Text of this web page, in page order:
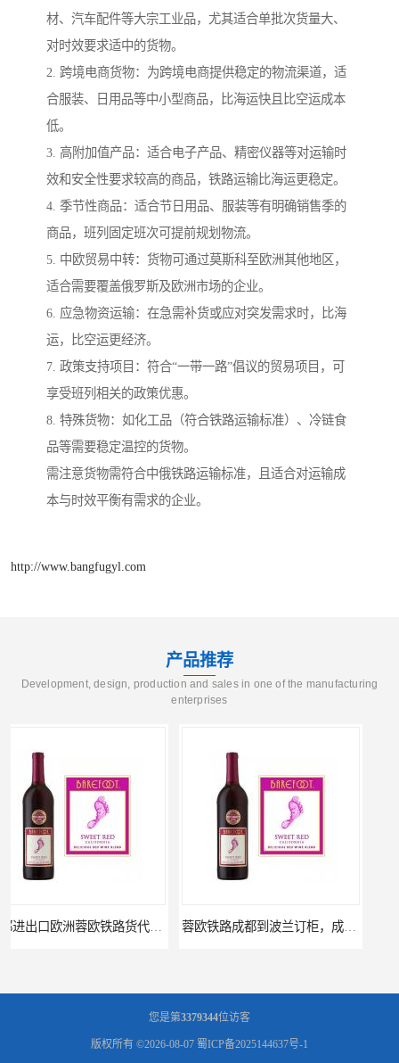
材、汽车配件等大宗工业品，尤其适合单批次货量大、
对时效要求适中的货物。
2. 跨境电商货物：为跨境电商提供稳定的物流渠道，适
合服装、日用品等中小型商品，比海运快且比空运成本
低。
3. 高附加值产品：适合电子产品、精密仪器等对运输时
效和安全性要求较高的商品，铁路运输比海运更稳定。
4. 季节性商品：适合节日用品、服装等有明确销售季的
商品，班列固定班次可提前规划物流。
5. 中欧贸易中转：货物可通过莫斯科至欧洲其他地区，
适合需要覆盖俄罗斯及欧洲市场的企业。
6. 应急物资运输：在急需补货或应对突发需求时，比海
运，比空运更经济。
7. 政策支持项目：符合“一带一路”倡议的贸易项目，可
享受班列相关的政策优惠。
8. 特殊货物：如化工品（符合铁路运输标准）、冷链食
品等需要稳定温控的货物。
需注意货物需符合中俄铁路运输标准，且适合对运输成
本与时效平衡有需求的企业。
http://www.bangfugyl.com
产品推荐
Development, design, production and sales in one of the manufacturing
enterprises
蓉欧铁路成都到波兰订柜，成都蓉欧铁路运输代理
您是第3379344位访客
版权所有 ©2026-08-07 蜀ICP备2025144637号-1